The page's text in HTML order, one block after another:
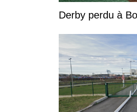
Derby perdu à